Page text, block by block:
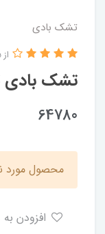
تشک بادی
تشک بادی
از 5
64780
محصول مورد